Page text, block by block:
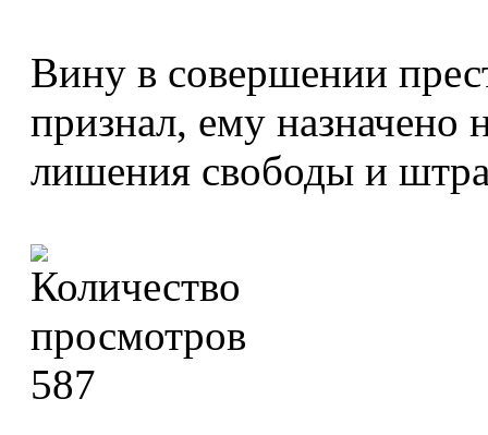
Вину в совершении
признал, ему назначено
лишения свободы и
587